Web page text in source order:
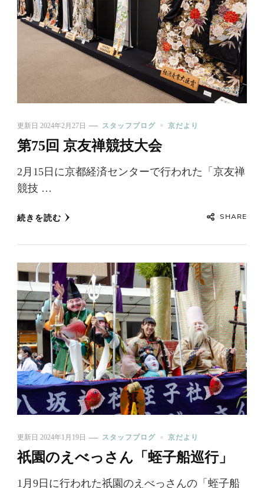
更新日 2024年2月27日 スタッフブログ 京だより
第75回 京友禅競技大会
2月15日に京都経済センターで行われた「京友禅
競技 …
続きを読む SHARE
更新日 2024年1月19日 スタッフブログ 京だより
祇園のえべっさん「蛭子船巡行」
1月9日に行われた祇園のえべっさんの「蛭子船